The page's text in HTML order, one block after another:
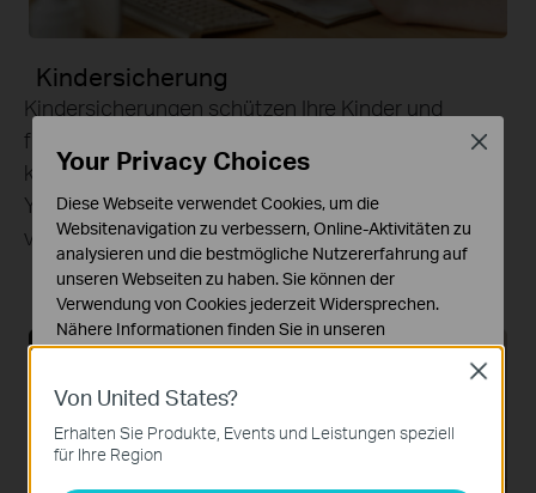
Kindersicherung
Kindersicherungen schützen Ihre Kinder und
fördern gesunde digitale Gewohnheiten. Eltern
können Apps sperren, Webfilter einsetzen,
YouTube‑Beschränkungen aktivieren, SafeSearch
verwenden und Online‑Zeitlimits festlegen.*
Von United States?
Erhalten Sie Produkte, Events und Leistungen speziell
für Ihre Region
Close
Your Privacy Choices
Diese Webseite verwendet Cookies, um die
Websitenavigation zu verbessern, Online-Aktivitäten zu
analysieren und die bestmögliche Nutzererfahrung auf
unseren Webseiten zu haben. Sie können der
Verwendung von Cookies jederzeit Widersprechen.
Nähere Informationen finden Sie in unseren
Datenschutzhinweisen.
Notwendige Cookies
erforderlich und können in Ihren Systemen nicht
Close